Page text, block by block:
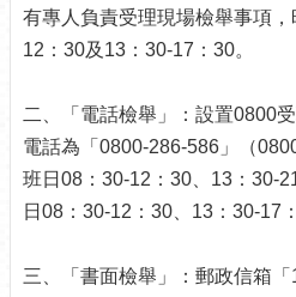
山
為
服
務
鄰
里
有專人負責受理現場檢舉事項
12：30及13：30-17：30。
二、「電話檢舉」：設置0800
電話為「0800-286-586」（
班日08：30-12：30、13：30-
日08：30-12：30、13：30-17
三、「書面檢舉」：郵政信箱